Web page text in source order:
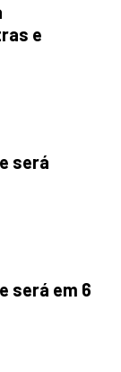
e
será
será em 6